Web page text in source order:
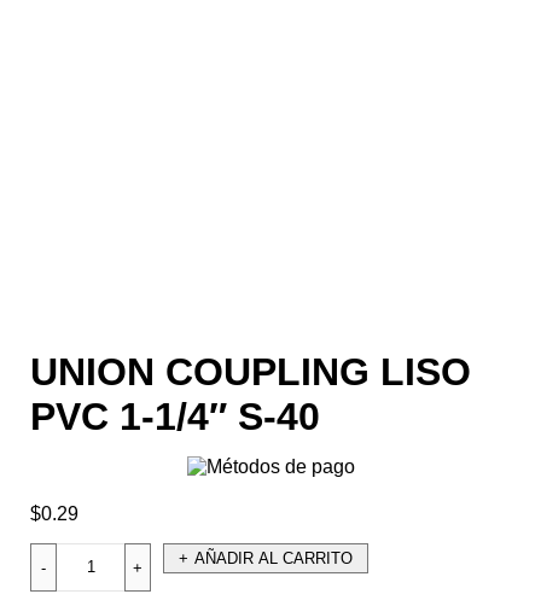
UNION COUPLING LISO
PVC 1-1/4″ S-40
$0.29
AÑADIR AL CARRITO